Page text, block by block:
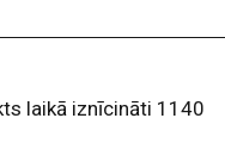
laikā iznīcināti 1140